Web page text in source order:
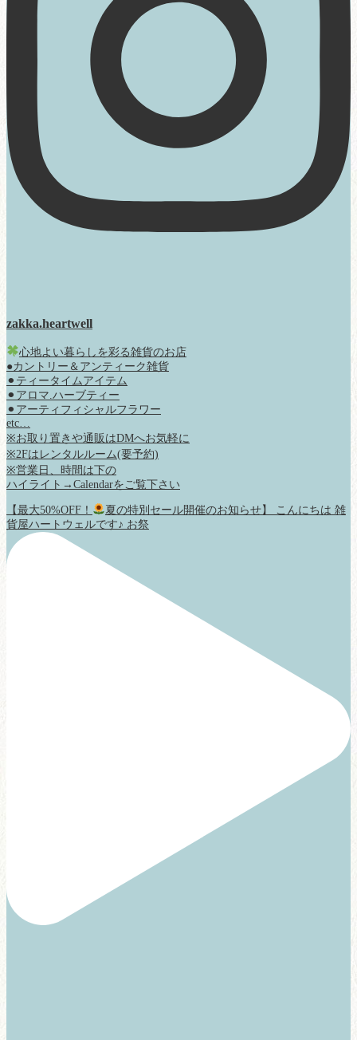
zakka.heartwell
心地よい暮らしを彩る雑貨のお店
●カントリー＆アンティーク雑貨
⚫︎ティータイムアイテム
⚫︎アロマ.ハーブティー
⚫︎アーティフィシャルフラワー
etc…
※お取り置きや通販はDMへお気軽に
※2Fはレンタルルーム(要予約)
※営業日、時間は下の
ハイライト→Calendarをご覧下さい
【最大50%OFF！
夏の特別セール開催のお知らせ】 こんにちは 雑
貨屋ハートウェルです♪ お祭